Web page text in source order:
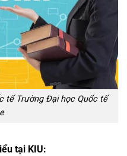
tế Trường Đại học Quốc tế
tại KIU: